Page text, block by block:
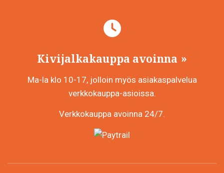
valinnat
sivulla.
Kivijalkakauppa avoinna
Ma-la klo 10-17, jolloin myös asiakaspalvelua
verkkokauppa-asioissa.
Verkkokauppa avoinna 24/7.